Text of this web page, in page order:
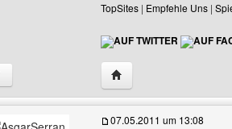
TopSites | Empfehle Uns |
AUF TWITTER AUF
Website dieses
07.05.2011 um 13:08